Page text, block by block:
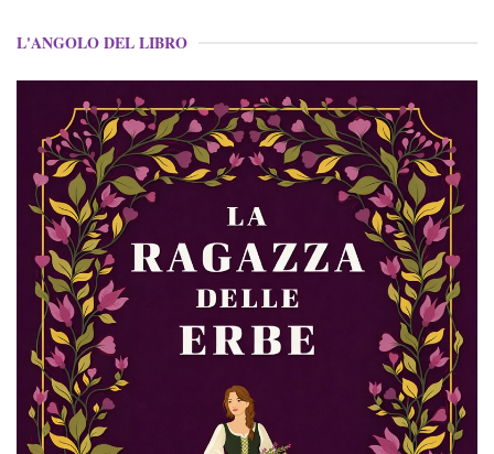
L'ANGOLO DEL LIBRO